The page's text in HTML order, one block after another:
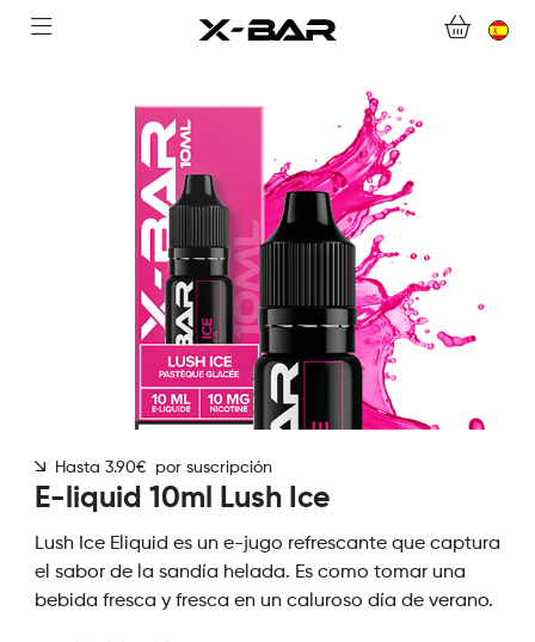
ABONNEMENTS
COLLECTIONS
CONTACTA CON NOSOTROS
PREGUNTAS MÁS FRECUENTES
CONVIÉRTASE EN UN MAYORISTA DE X-BAR
MI CUENTA
Hasta 3.90€ por suscripción
E-liquid 10ml Lush Ice
Lush Ice Eliquid es un e-jugo refrescante que captura
el sabor de la sandía helada. Es como tomar una
bebida fresca y fresca en un caluroso día de verano.